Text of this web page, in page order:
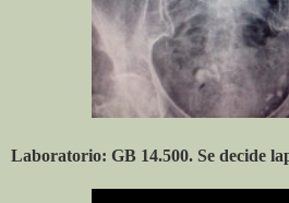
Laboratorio: GB 14.500. Se decide